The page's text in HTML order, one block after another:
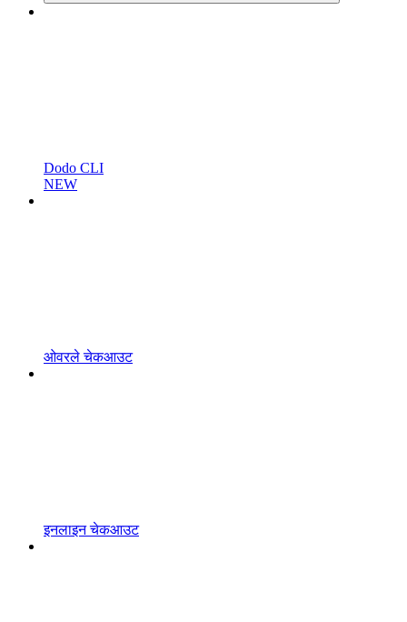
Dodo CLI
NEW
ओवरले चेकआउट
इनलाइन चेकआउट